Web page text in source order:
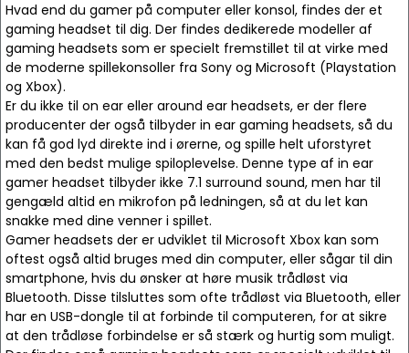
Hvad end du gamer på computer eller konsol, findes der et
gaming headset til dig. Der findes dedikerede modeller af
gaming headsets som er specielt fremstillet til at virke med
de moderne spillekonsoller fra Sony og Microsoft (Playstation
og Xbox).
Er du ikke til on ear eller around ear headsets, er der flere
producenter der også tilbyder in ear gaming headsets, så du
kan få god lyd direkte ind i ørerne, og spille helt uforstyret
med den bedst mulige spiloplevelse. Denne type af in ear
gamer headset tilbyder ikke 7.1 surround sound, men har til
gengæld altid en mikrofon på ledningen, så at du let kan
snakke med dine venner i spillet.
Gamer headsets der er udviklet til Microsoft Xbox kan som
oftest også altid bruges med din computer, eller sågar til din
smartphone, hvis du ønsker at høre musik trådløst via
Bluetooth. Disse tilsluttes som ofte trådløst via Bluetooth, eller
har en USB-dongle til at forbinde til computeren, for at sikre
at den trådløse forbindelse er så stærk og hurtig som muligt.